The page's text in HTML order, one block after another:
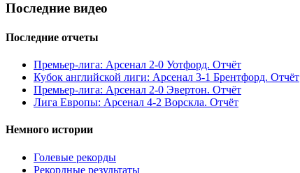
Последние видео
Последние отчеты
Премьер-лига: Арсенал 2-0 Уотфорд. Отчёт
Кубок английской лиги: Арсенал 3-1 Брентфорд. Отчёт
Премьер-лига: Арсенал 2-0 Эвертон. Отчёт
Лига Европы: Арсенал 4-2 Ворскла. Отчёт
Немного истории
Голевые рекорды
Рекордные результаты